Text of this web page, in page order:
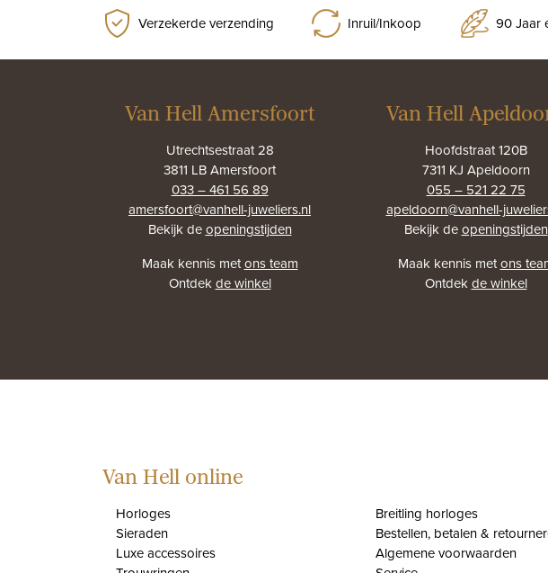
Verzekerde verzending Inruil/Inkoop 90 Jaar
Van Hell Amersfoort
Utrechtsestraat 28
3811 LB Amersfoort
033 – 461 56 89
amersfoort@vanhell-juweliers.nl
Bekijk deopeningstijden
Maak kennis metons team
Ontdekde winkel
Van Hell
Hoofdstraat 120B
7311 KJ Apeldoorn
055 – 521 22 75
apeldoorn@vanhell-
Bekijk deopeningstijden
Maak kennis metons
Ontdekde winkel
Van Hell online
Horloges
Sieraden
Luxe accessoires
Breitling horloges
Bestellen, betalen &
Algemene voorwaarden